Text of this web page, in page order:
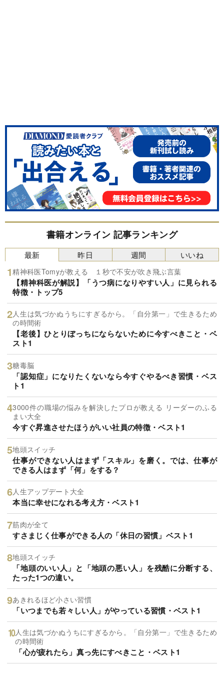
書籍オンライン 記事ランキング
最新
精神科医Tomyが教える １秒で不安が吹き飛ぶ言葉
【精神科医が解説】「うつ病になりやすい人」に見られる
特徴・トップ5
人生は気づかぬうちにすぎるから。「自分第一」で生きるため
の時間術
【老後】ひとりぼっちにならないために今すべきこと・ベ
スト1
糖毒脳
「認知症」になりたくないなら今すぐやるべき習慣・ベス
ト1
3000件の職場の悩みを解決したプロが教える リーダーのふる
まい大全
今すぐ昇進させたほうがいい社員の特徴・ベスト1
地頭スイッチ
仕事ができない人はまず「スキル」を磨く。では、仕事が
できる人はまず「何」をする？
人生アップデート大全
本当に幸せになれる考え方・ベスト1
筋肉が全て
すさまじく仕事ができる人の「休日の習慣」ベスト1
地頭スイッチ
「地頭のいい人」と「地頭の悪い人」を残酷に分断する、
たった1つの違い。
あきれるほど小さい習慣
「いつまでも若々しい人」がやっている習慣・ベスト1
人生は気づかぬうちにすぎるから。「自分第一」で生きるため
の時間術
「心が疲れたら」真っ先にすべきこと・ベスト1
昨日 週間 いいね